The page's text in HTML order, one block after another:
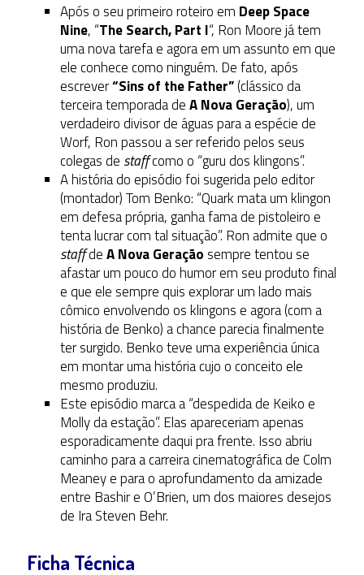
Após o seu primeiro roteiro em Deep Space
Nine, “The Search, Part I“, Ron Moore já tem
uma nova tarefa e agora em um assunto em que
ele conhece como ninguém. De fato, após
escrever“Sins of the Father”(clássico da
terceira temporada deA Nova Geração), um
verdadeiro divisor de águas para a espécie de
Worf, Ron passou a ser referido pelos seus
colegas de staffcomo o “guru dos klingons”.
A história do episódio foi sugerida pelo editor
(montador) Tom Benko: “Quark mata um klingon
em defesa própria, ganha fama de pistoleiro e
tenta lucrar com tal situação”. Ron admite que o
staffdeA Nova Geração sempre tentou se
afastar um pouco do humor em seu produto final
e que ele sempre quis explorar um lado mais
cômico envolvendo os klingons e agora (com a
história de Benko) a chance parecia finalmente
ter surgido. Benko teve uma experiência única
em montar uma história cujo o conceito ele
mesmo produziu.
Este episódio marca a “despedida de Keiko e
Molly da estação”. Elas apareceriam apenas
esporadicamente daqui pra frente. Isso abriu
caminho para a carreira cinematográfica de Colm
Meaney e para o aprofundamento da amizade
entre Bashir e O’Brien, um dos maiores desejos
de Ira Steven Behr.
Ficha Técnica